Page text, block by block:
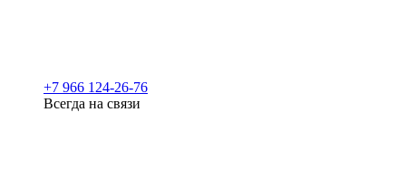
+7 966 124-26-76
Всегда на связи